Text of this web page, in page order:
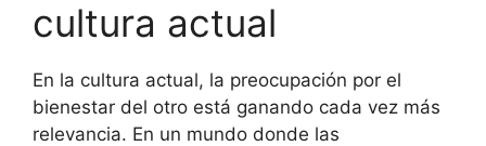
cultura actual
En la cultura actual, la preocupación por el
bienestar del otro está ganando cada vez más
relevancia. En un mundo donde las